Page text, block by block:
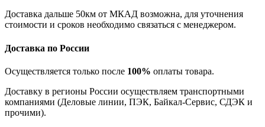
Доставка дальше 50км от МКАД возможна, для уточнения
стоимости и сроков необходимо связаться с менеджером.
Доставка по России
Осуществляется только после 100% оплаты товара.
Доставку в регионы России осуществляем транспортными
компаниями (Деловые линии, ПЭК, Байкал-Сервис, СДЭК и
прочими).